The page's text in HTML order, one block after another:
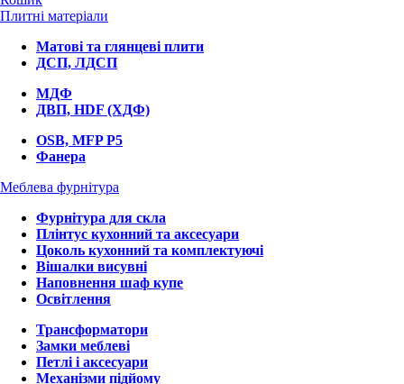
Плитні матеріали
Матові та глянцеві плити
ДСП, ЛДСП
МДФ
ДВП, HDF (ХДФ)
OSB, MFP P5
Фанера
Меблева фурнітура
Фурнітура для скла
Плінтус кухонний та аксесуари
Цоколь кухонний та комплектуючі
Вішалки висувні
Наповнення шаф купе
Освітлення
Трансформатори
Замки меблеві
Петлі і аксесуари
Механізми підйому